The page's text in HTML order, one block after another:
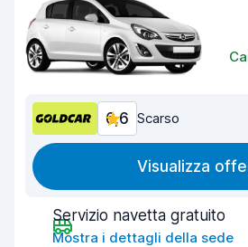
6,6 Scarso
Visualizza
Servizio navetta gratuito
Mostra i dettagli della sede